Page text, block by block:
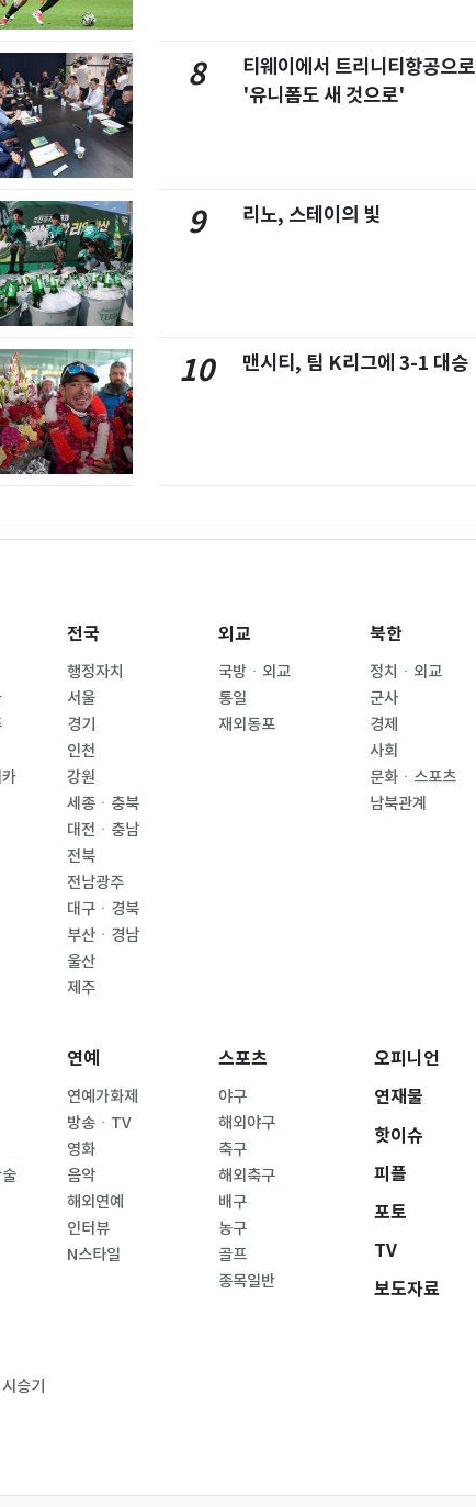
8
티웨이에서 트리니티항공으로
'유니폼도 새 것으로'
9 리노, 스테이의 빛
10 맨시티, 팀 K리그에 3-1 대승
전국
행정자치
서울
경기
인천
강원
세종ㆍ충북
대전ㆍ충남
전북
전남광주
대구ㆍ경북
부산ㆍ경남
울산
제주
외교
국방ㆍ외교
통일
재외동포
북한
정치ㆍ외교
군사
경제
사회
문화ㆍ스포츠
남북관계
승기
연예
연예가화제
방송ㆍTV
영화
음악
해외연예
인터뷰
N스타일
스포츠
야구
해외야구
축구
해외축구
배구
농구
골프
종목일반
오피니언
연재물
핫이슈
피플
포토
TV
보도자료